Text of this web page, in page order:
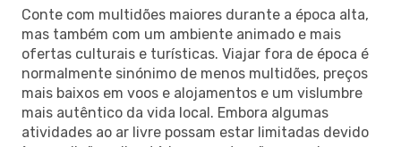
Conte com multidões maiores durante a época alta,
mas também com um ambiente animado e mais
ofertas culturais e turísticas. Viajar fora de época é
normalmente sinónimo de menos multidões, preços
mais baixos em voos e alojamentos e um vislumbre
mais autêntico da vida local. Embora algumas
atividades ao ar livre possam estar limitadas devido